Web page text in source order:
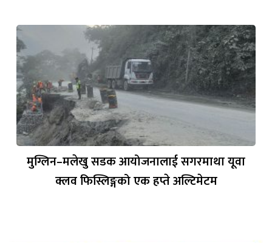
मुग्लिन–मलेखु सडक आयोजनालाई सगरमाथा यूवा
क्लव फिस्लिङ्गको एक हप्ते अल्टिमेटम